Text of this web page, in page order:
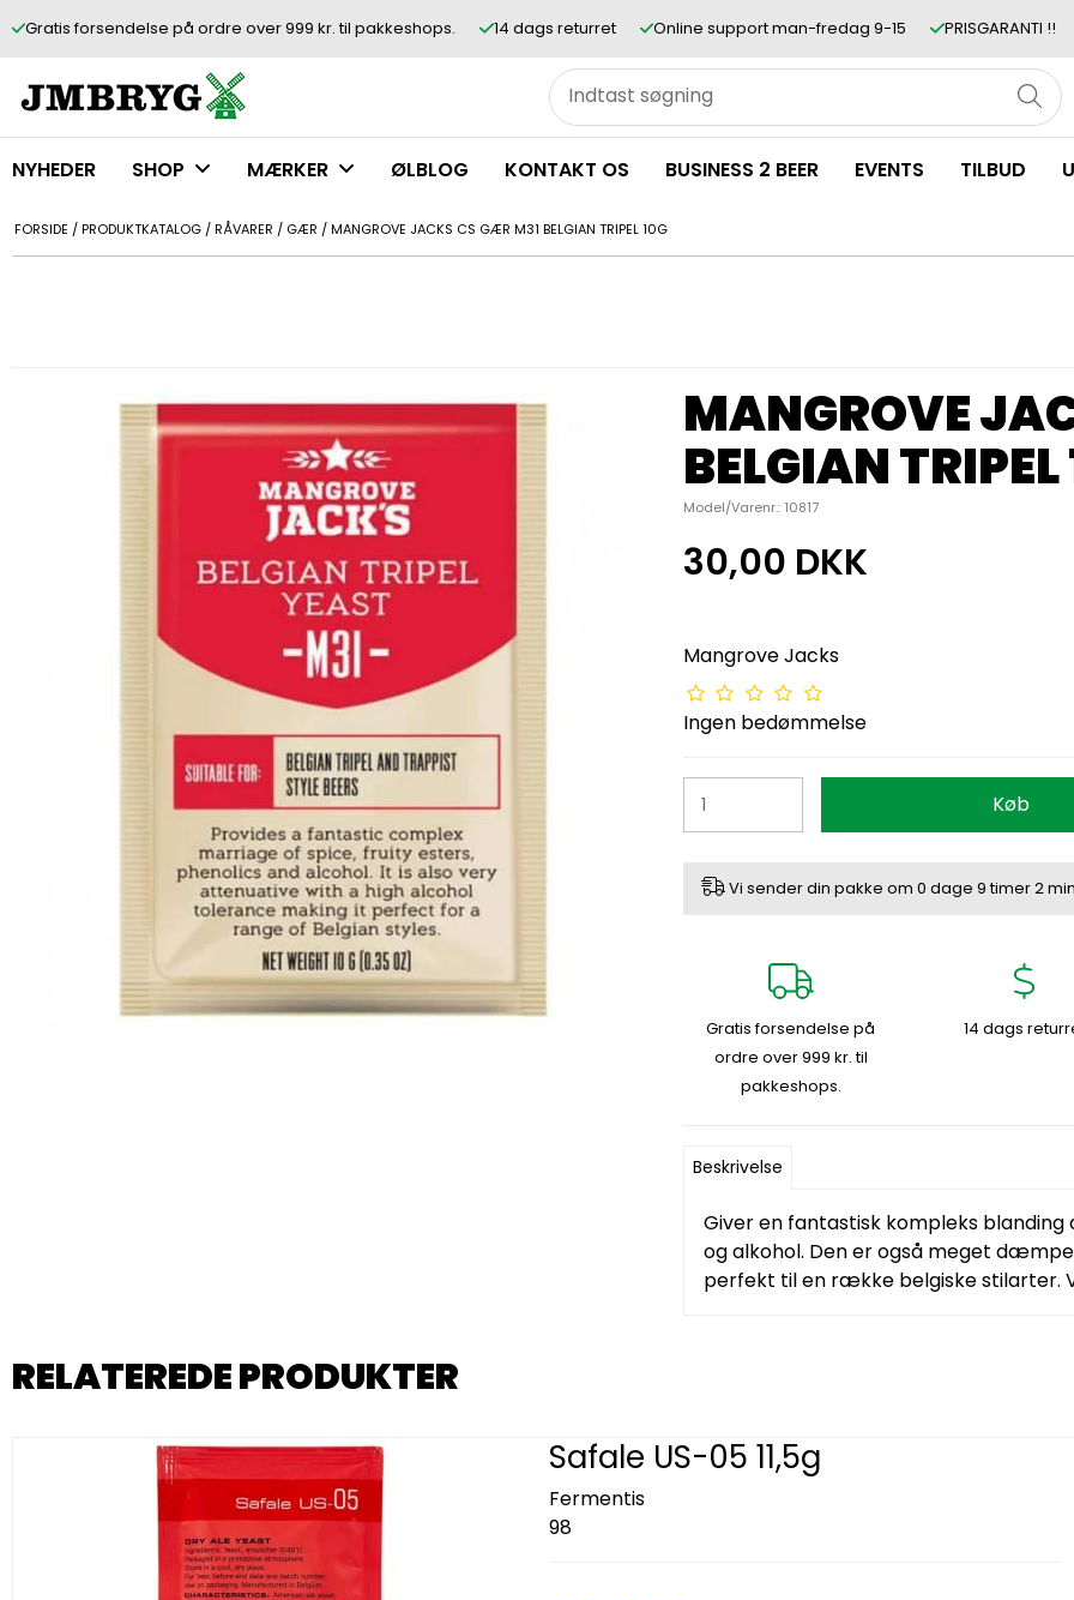
Gratis forsendelse på ordre over 999 kr. til pakkeshops. 14 dags returret Online support man-fredag 9-15 PRISGARANTI !!
NYHEDER SHOP MÆRKER ØLBLOG KONTAKT OS BUSINESS 2 BEER EVENTS TILBUD
FORSIDE / PRODUKTKATALOG /RÅVARER / GÆR /MANGROVE JACKS CS GÆR M31 BELGIAN TRIPEL 10G
MANGROVE
BELGIAN TRIPEL
Model/Varenr.: 10817
30,00 DKK
Mangrove Jacks
Ingen bedømmelse
Køb
Vi sender din pakke om 0 dage 9 timer2
Gratis forsendelse på
ordre over 999 kr. til
pakkeshops.
14 dags
Beskrivelse
Giver en fantastisk kompleks
og alkohol. Den er også meget
perfekt til en række belgiske stilarter.
RELATEREDE PRODUKTER
Safale US-05 11,5g
Fermentis
98